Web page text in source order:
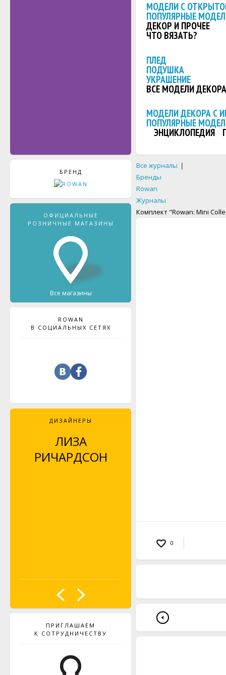
МОДЕЛИ С
ПОПУЛЯРНЫЕ
ДЕКОР И ПРОЧЕЕ
ЧТО ВЯЗАТЬ?
ПЛЕД
ПОДУШКА
УКРАШЕНИЕ
ВСЕ МОДЕЛИ ДЕКОРА
МОДЕЛИ ДЕКОРА С
ПОПУЛЯРНЫЕ
ЭНЦИКЛОПЕДИЯ
БРЕНД
ОФИЦИАЛЬНЫЕ
РОЗНИЧНЫЕ МАГАЗИНЫ
Все магазины
ROWAN
В СОЦИАЛЬНЫХ СЕТЯХ
ДИЗАЙНЕРЫ
ЛИЗА
РИЧАРДСОН
ПРИГЛАШАЕМ
К СОТРУДНИЧЕСТВУ
Все журналы |
Бренды
Rowan
Журналы
Комплект "Rowan: Mini
0